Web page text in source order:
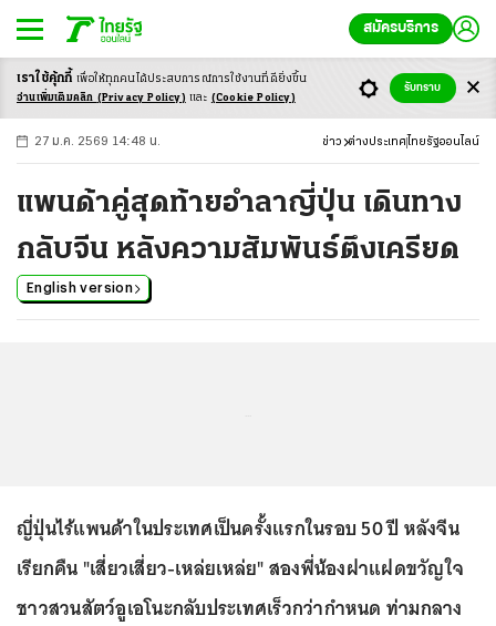
สมัครบริการ
-ก ก ก+
27 ม.ค. 2569 14:48 น. ข่าว ต่างประเทศ ไทยรัฐออนไลน์
แพนด้าคู่สุดท้ายอำลาญี่ปุ่น เดินทาง
กลับจีน หลังความสัมพันธ์ตึงเครียด
English version
ญี่ปุ่นไร้แพนด้าในประเทศเป็นครั้งแรกในรอบ 50 ปี หลังจีน
เรียกคืน "เสี่ยวเสี่ยว-เหล่ยเหล่ย" สองพี่น้องฝาแฝดขวัญใจ
ชาวสวนสัตว์อูเอโนะกลับประเทศเร็วกว่ากำหนด ท่ามกลาง
เราใช้คุ้กกี้ เพื่อให้ทุกคนได้ประสบการณ์การใช้งานที่ดียิ่งขึ้น
อ่านเพิ่มเติมคลิก (Privacy Policy) และ (Cookie Policy)
รับทราบ